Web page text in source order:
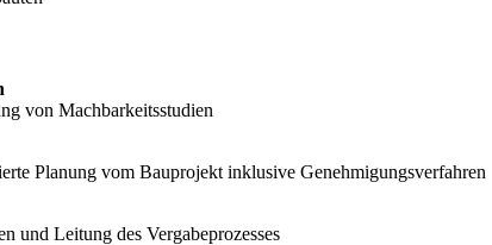
von Machbarkeitsstudien
Planung vom Bauprojekt inklusive Genehmigungsverfahren
und Leitung des Vergabeprozesses